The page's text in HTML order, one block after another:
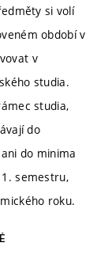
si volí
období v
v
studia.
studia,
do
do minima
semestru,
roku.